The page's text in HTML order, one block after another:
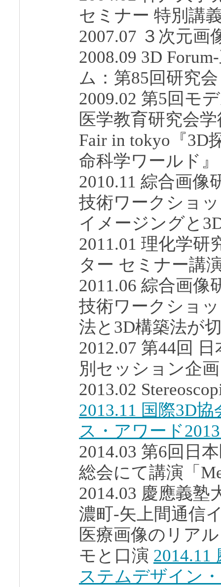
セミナー 特別講
2007.07 ３次元画
2008.09 3D
ム：第85回研究会
2009.02 第5回モ
医学教育研究会
Fair in tokyo『3D
命科学ワールド』
2010.11 綜合画像
技術ワークショ
イメージングと
2011.01 理化学研
ター セミナー講
2011.06 綜合画像
技術ワークショ
法と3D構築法が
2012.07 第44回
別セッション企
2013.02
2013.11 国際3D
ス・アワード
2014.03 第6回日
総会にて講演「
2014.03 慶應義塾
濃町-矢上間通信
医療画像のリア
モと口演 2014.11
ステムデザイン